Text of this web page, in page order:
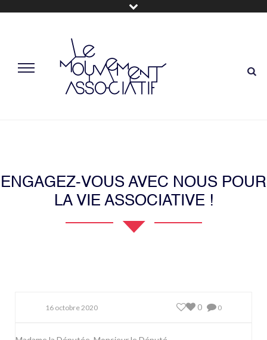
ENGAGEZ-VOUS AVEC NOUS POUR
LA VIE ASSOCIATIVE !
16 octobre 2020 0
0